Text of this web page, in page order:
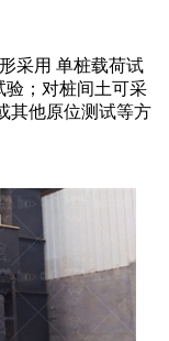
采用 单桩载荷试
验；对桩间土可采
其他原位测试等方